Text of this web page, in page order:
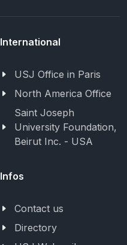
International
USJ Office in Paris
North America Office
Saint Joseph
University Foundation,
Beirut Inc. - USA
Infos
Contact us
Directory